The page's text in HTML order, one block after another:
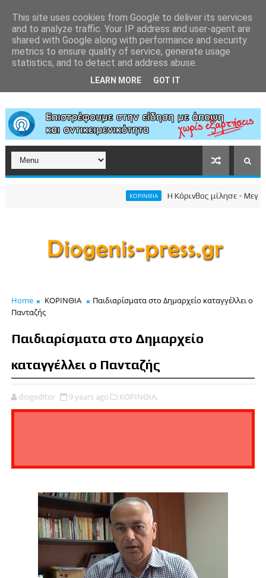
ΚΟΡΙΝΘΙΑ Η Κόρινθος μίλησε -
Home ΚΟΡΙΝΘΙΑ
Παιδιαρίσματα στο Δημαρχείο καταγγέλλει ο
Πανταζής
Παιδιαρίσματα στο Δημαρχείο
καταγγέλλει ο Πανταζής
diogeditor 9 years ago ΚΟΡΙΝΘΙΑ,
This site uses cookies from Google to deliver its services
and to analyze traffic. Your IP address and user-agent are
shared with Google along with performance and security
metrics to ensure quality of service, generate usage
statistics, and to detect and address abuse.
LEARN MORE GOT IT